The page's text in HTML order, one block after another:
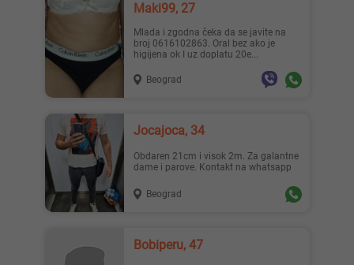
Maki99, 27
Mlada i zgodna čeka da se javite na
broj 0616102863. Oral bez ako je
higijena ok I uz doplatu 20e...
Beograd
Jocajoca, 34
Obdaren 21cm i visok 2m. Za galantne
dame i parove. Kontakt na whatsapp
Beograd
Bobiperu, 47